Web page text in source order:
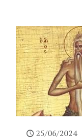
25/06/2024